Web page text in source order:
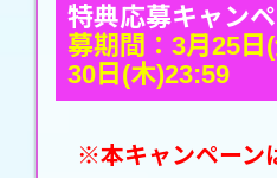
特典応募キャンペ
募期間：3月25日
30日(木)23:59
※本キャンペーン